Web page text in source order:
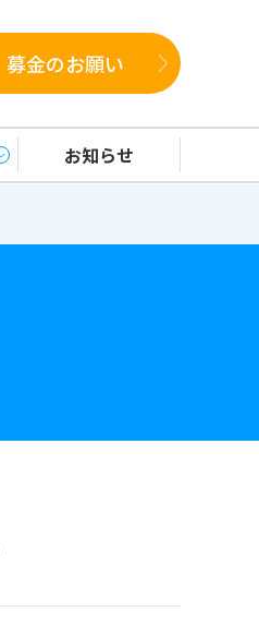
募金のお願い
お知らせ